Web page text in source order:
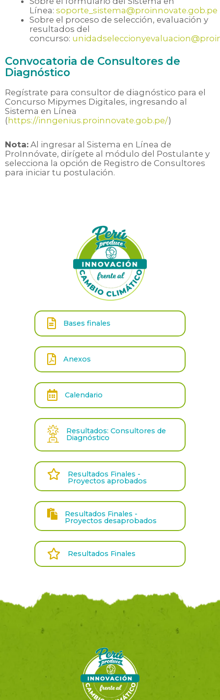
Línea:soporte_sistema@proinnovate.gob.pe
Sobre el proceso de selección, evaluación y
resultados del
concurso:
Convocatoria de Consultores de
Diagnóstico
Regístrate para consultor de diagnóstico para el
Concurso Mipymes Digitales, ingresando al
Sistema en Línea
( https://inngenius.proinnovate.gob.pe/)
Nota: Al ingresar al Sistema en Línea de
ProInnóvate, dirígete al módulo del Postulante y
selecciona la opción de Registro de Consultores
para iniciar tu postulación.
Bases finales
Anexos
Calendario
Resultados: Consultores de
Diagnóstico
Resultados Finales -
Proyectos aprobados
Resultados Finales -
Proyectos desaprobados
Resultados Finales